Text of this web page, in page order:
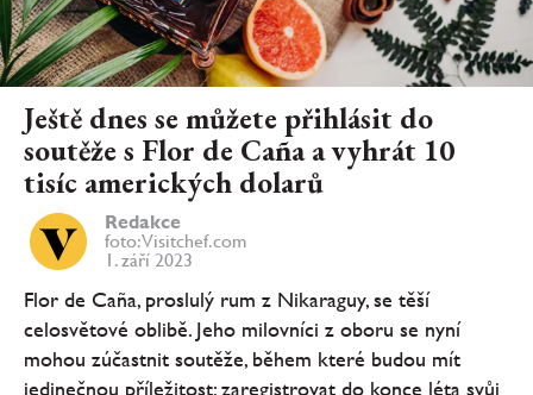
Ještě dnes se můžete přihlásit do
soutěže s Flor de Caña a vyhrát 10
tisíc amerických dolarů
Redakce
foto: Visitchef.com
1. září 2023
Flor de Caña, proslulý rum z Nikaraguy, se těší
celosvětové oblibě. Jeho milovníci z oboru se nyní
mohou zúčastnit soutěže, během které budou mít
jedinečnou příležitost: zaregistrovat do konce léta svůj